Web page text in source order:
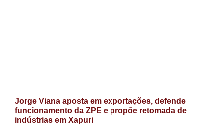
Jorge Viana aposta em exportações, defende
funcionamento da ZPE e propõe retomada de
indústrias em Xapuri